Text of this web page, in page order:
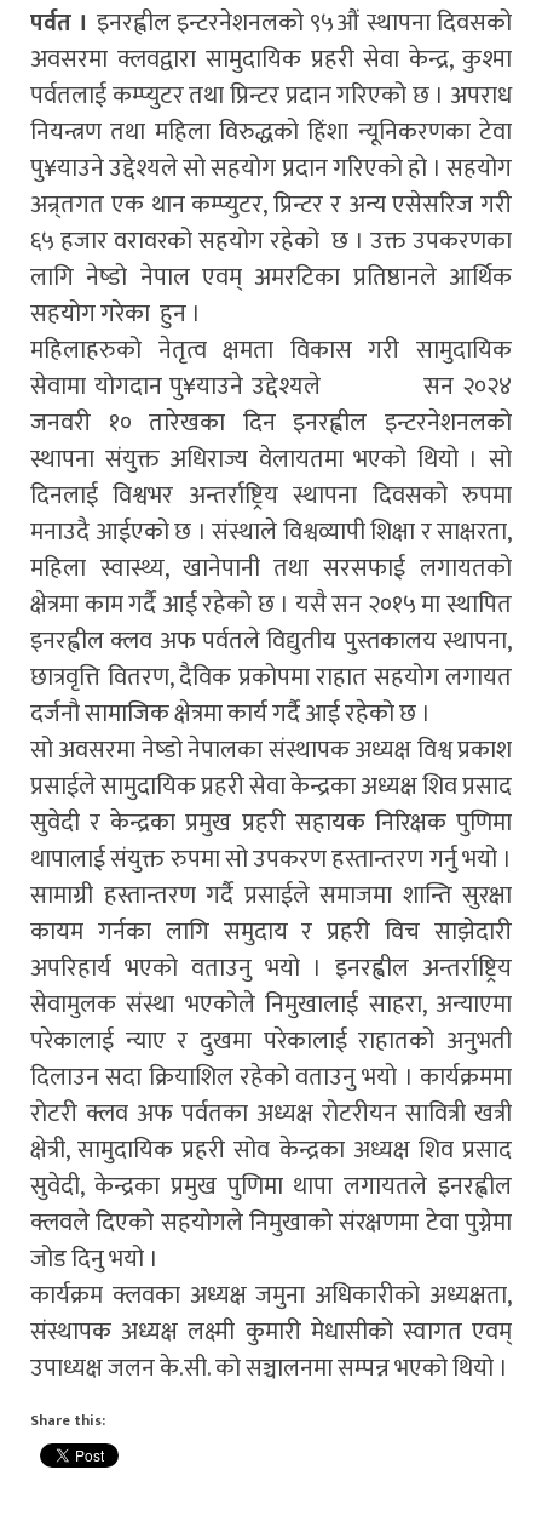
पर्वत । इनरह्वील इन्टरनेशनलको ९५औं स्थापना दिवसको
अवसरमा क्लवद्वारा सामुदायिक प्रहरी सेवा केन्द्र, कुश्मा
पर्वतलाई कम्प्युटर तथा प्रिन्टर प्रदान गरिएको छ । अपराध
नियन्त्रण तथा महिला विरुद्धको हिंशा न्यूनिकरणका टेवा
पु¥याउने उद्देश्यले सो सहयोग प्रदान गरिएको हो । सहयोग
अन्र्तगत एक थान कम्प्युटर, प्रिन्टर र अन्य एसेसरिज गरी
६५ हजार वरावरको सहयोग रहेको छ । उक्त उपकरणका
लागि नेष्डो नेपाल एवम् अमरटिका प्रतिष्ठानले आर्थिक
सहयोग गरेका हुन ।
महिलाहरुको नेतृत्व क्षमता विकास गरी सामुदायिक
सेवामा योगदान पु¥याउने उद्देश्यले सन २०२४
जनवरी १० तारेखका दिन इनरह्वील इन्टरनेशनलको
स्थापना संयुक्त अधिराज्य वेलायतमा भएको थियो । सो
दिनलाई विश्वभर अन्तर्राष्ट्रिय स्थापना दिवसको रुपमा
मनाउदै आईएको छ । संस्थाले विश्वव्यापी शिक्षा र साक्षरता,
महिला स्वास्थ्य, खानेपानी तथा सरसफाई लगायतको
क्षेत्रमा काम गर्दै आई रहेको छ । यसै सन २०१५ मा स्थापित
इनरह्वील क्लव अफ पर्वतले विद्युतीय पुस्तकालय स्थापना,
छात्रवृत्ति वितरण, दैविक प्रकोपमा राहात सहयोग लगायत
दर्जनौ सामाजिक क्षेत्रमा कार्य गर्दै आई रहेको छ ।
सो अवसरमा नेष्डो नेपालका संस्थापक अध्यक्ष विश्व प्रकाश
प्रसाईले सामुदायिक प्रहरी सेवा केन्द्रका अध्यक्ष शिव प्रसाद
सुवेदी र केन्द्रका प्रमुख प्रहरी सहायक निरिक्षक पुणिमा
थापालाई संयुक्त रुपमा सो उपकरण हस्तान्तरण गर्नु भयो ।
सामाग्री हस्तान्तरण गर्दै प्रसाईले समाजमा शान्ति सुरक्षा
कायम गर्नका लागि समुदाय र प्रहरी विच साझेदारी
अपरिहार्य भएको वताउनु भयो । इनरह्वील अन्तर्राष्ट्रिय
सेवामुलक संस्था भएकोले निमुखालाई साहरा, अन्याएमा
परेकालाई न्याए र दुखमा परेकालाई राहातको अनुभती
दिलाउन सदा क्रियाशिल रहेको वताउनु भयो । कार्यक्रममा
रोटरी क्लव अफ पर्वतका अध्यक्ष रोटरीयन सावित्री खत्री
क्षेत्री, सामुदायिक प्रहरी सोव केन्द्रका अध्यक्ष शिव प्रसाद
सुवेदी, केन्द्रका प्रमुख पुणिमा थापा लगायतले इनरह्वील
क्लवले दिएको सहयोगले निमुखाको संरक्षणमा टेवा पुग्नेमा
जोड दिनु भयो ।
कार्यक्रम क्लवका अध्यक्ष जमुना अधिकारीको अध्यक्षता,
संस्थापक अध्यक्ष लक्ष्मी कुमारी मेधासीको स्वागत एवम्
उपाध्यक्ष जलन के.सी. को सञ्चालनमा सम्पन्न भएको थियो ।
Share this: